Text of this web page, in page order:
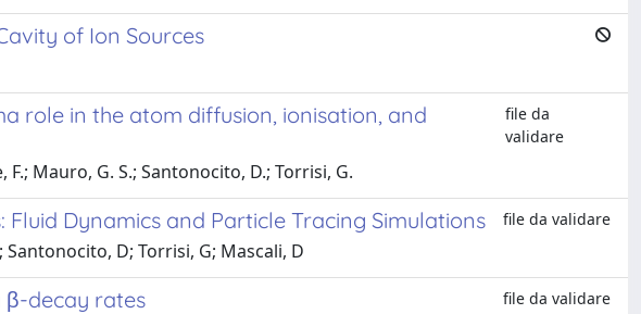
of Ion Sources
role in the atom diffusion, ionisation, and
file da
validare
F.; Mauro, G. S.; Santonocito, D.; Torrisi, G.
Dynamics and Particle Tracing Simulations file da validare
Santonocito, D; Torrisi, G; Mascali, D
β-decay rates file da validare